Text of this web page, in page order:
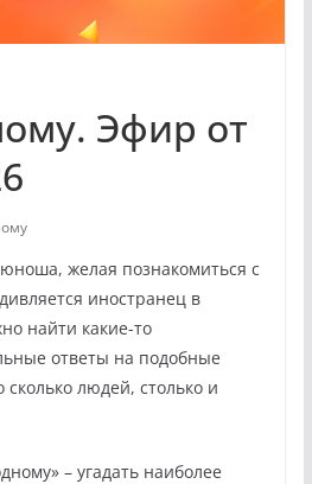
Эфир от
желая познакомиться с
иностранец в
найти какие-то
ответы на подобные
людей, столько и
– угадать наиболее